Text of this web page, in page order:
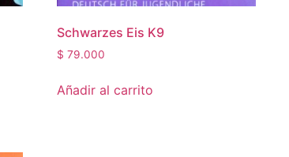
Schwarzes Eis K9
$ 79.000
Añadir al carrito